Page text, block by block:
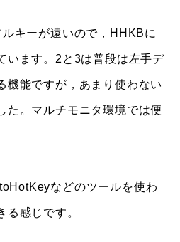
キーが遠いので，HHKBに
います。2と3は普段は左手デ
機能ですが，あまり使わない
た。マルチモニタ環境では便
などのツールを使わ
る感じです。